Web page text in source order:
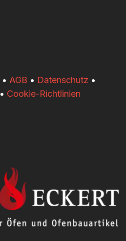
• AGB • Datenschutz •
• Cookie-Richtlinien